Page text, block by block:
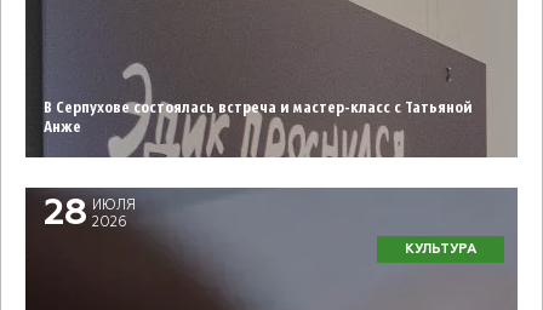
В Серпухове состоялась встреча и мастер-класс с Татьяной
Анже
28 ИЮЛЯ
2026
КУЛЬТУРА